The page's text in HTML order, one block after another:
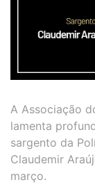
A Associação
lamenta
sargento da
Claudemir
março.